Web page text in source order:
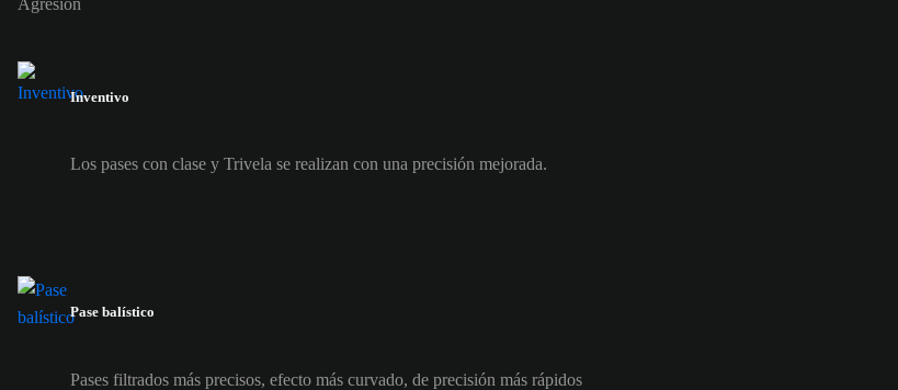
Inventivo
Los pases con clase y Trivela se realizan con una precisión mejorada.
Pase balístico
Pases filtrados más precisos, efecto más curvado, de precisión más rápidos